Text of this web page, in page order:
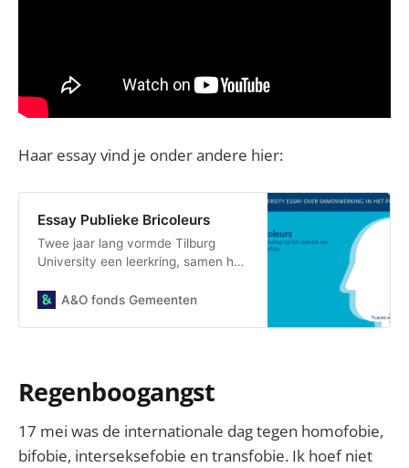
Haar essay vind je onder andere hier:
Essay Publieke Bricoleurs
Twee jaar lang vormde Tilburg
University een leerkring, samen het
gemeenten om antwoord te geven
A&O fonds Gemeenten
Regenboogangst
17 mei was de internationale dag tegen homofobie,
bifobie, interseksefobie en transfobie. Ik hoef niet